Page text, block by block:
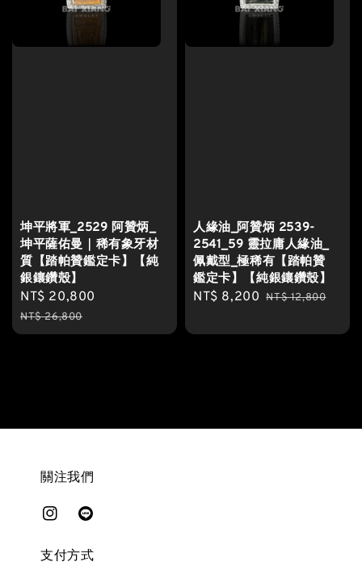
坤平將軍_2529 阿贊炳_
坤平薩佑曼｜稀有象牙材
質【踏帕贊鑑定卡】【純
銀鑲鑽殼】
Sale
price
NT$ 20,800
NT$ 26,800
人緣油_阿贊炳 2539-
2541_59 靈拉庸人緣油_
佩戴型_極稀有【踏帕贊
鑑定卡】【純銀鑲鑽殼】
Sale
NT$ 8,200 Regular
NT$ 12,800
關注我們
支付方式